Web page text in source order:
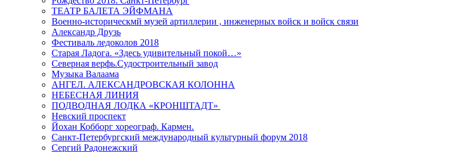
ТЕАТР БАЛЕТА ЭЙФМАНА
Военно-историческмй музей артиллерии , инженерных войск и войск связи
Александр Друзь
Фестиваль ледоколов 2018
Старая Ладога. «Здесь удивительный покой…»
Северная верфь.Судостроительный завод
Музыка Валаама
АНГЕЛ. АЛЕКСАНДРОВСКАЯ КОЛОННА
НЕБЕСНАЯ ЛИНИЯ
ПОДВОДНАЯ ЛОДКА «КРОНШТАДТ»
Невский проспект
Йохан Кобборг хореограф. Кармен.
Санкт-Петербургский международный культурный форум 2018
Сергий Радонежский